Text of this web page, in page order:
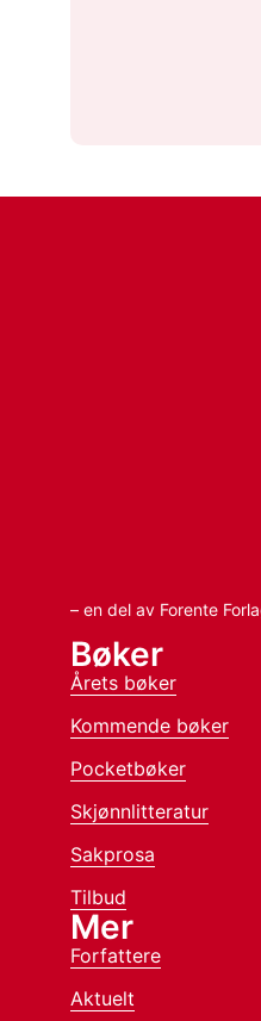
– en del av Forente
Bøker
Årets bøker
Kommende bøker
Pocketbøker
Skjønnlitteratur
Sakprosa
Tilbud
Mer
Forfattere
Aktuelt